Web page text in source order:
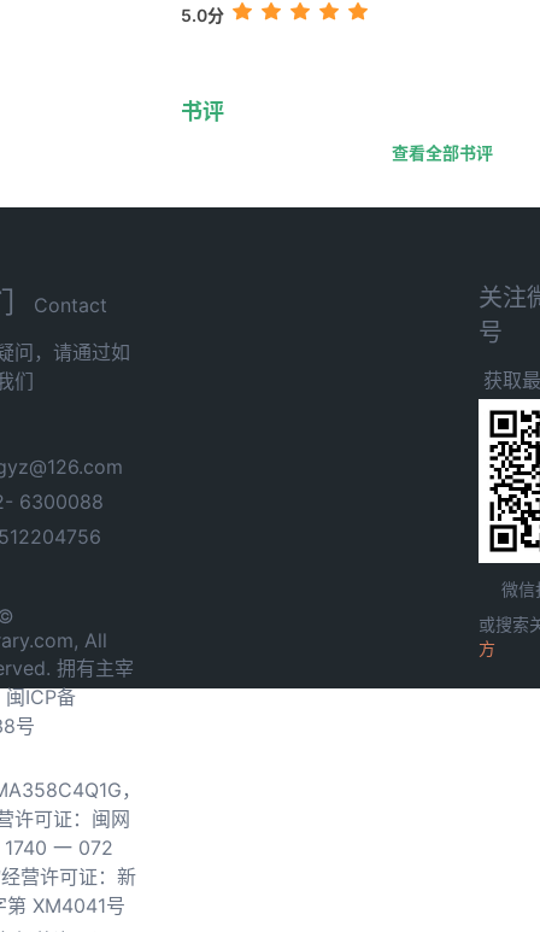
5.0分
书评
查看全部书评
Contact
问，请通过如
们
6300088
All
拥有主宰
闽ICP备
号
，
许可证：闽网
一 072
营许可证：新
第 XM4041号
关注
号
获取
微信
或搜索
方